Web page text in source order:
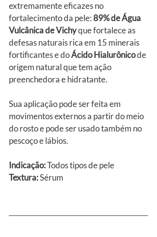
extremamente eficazes no
fortalecimento da pele: 89% de Água
Vulcânica de Vichy que fortalece as
defesas naturais rica em 15 minerais
fortificantes e do Ácido Hialurônico de
origem natural que tem ação
preenchedora e hidratante.
Sua aplicação pode ser feita em
movimentos externos a partir do meio
do rosto e pode ser usado também no
pescoço e lábios.
Indicação: Todos tipos de pele
Textura: Sérum